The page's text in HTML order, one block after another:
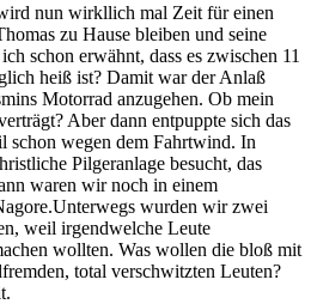
nun wirkllich mal Zeit für einen
zu Hause bleiben und seine
schon erwähnt, dass es zwischen 11
heiß ist? Damit war der Anlaß
Motorrad anzugehen. Ob mein
Aber dann entpuppte sich das
schon wegen dem Fahrtwind. In
Pilgeranlage besucht, das
waren wir noch in einem
wurden wir zwei
weil irgendwelche Leute
wollten. Was wollen die bloß mit
total verschwitzten Leuten?